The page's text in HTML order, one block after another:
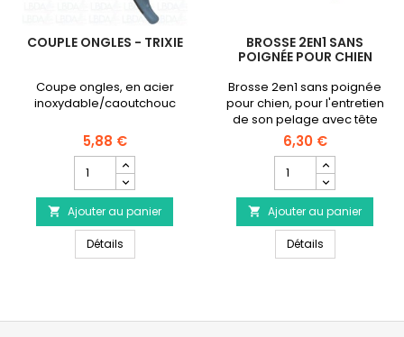
COUPLE ONGLES - TRIXIE
Coupe ongles, en acier
inoxydable/caoutchouc
5,88 €
quantité
du
produit
Couple
Ongles
-
 Ajouter au panier
DétailsCouple Ongles - TRIXIE
BROSSE 2EN1 SANS
POIGNÉE POUR CHIEN
Brosse 2en1 sans poignée
pour chien, pour l'entretien
de son pelage avec tête
double-face
interchangeable.
6,30 €
quantité
du
produit
Brosse
2en1
sans
 Ajouter au panier
DétailsBrosse 2en1